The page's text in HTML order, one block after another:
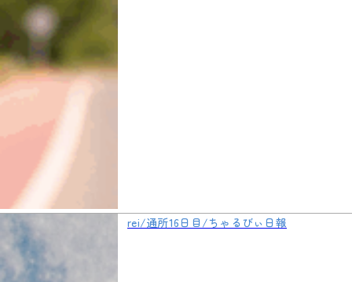
rei/通所16日目/ちゃるびぃ日報